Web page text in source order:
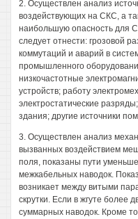
2. Осуществлен анализ
воздействующих на СКС, а
наибольшую опасность для
следует отнести: грозовой
коммутаций и аварий в
промышленного
низкочастотные
устройств; работу
электростатические
здания; другие источники
3. Осуществлен анализ
вызванных воздействием
поля, показаны пути
межкабельных наводок.
возникает между витыми
скрутки. Если в жгуте более
суммарных наводок. Кроме